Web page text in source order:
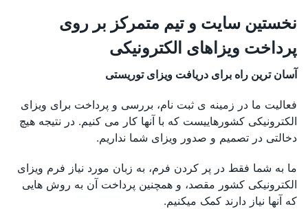
نخستین سایت و تیم متمرکز بر روی
پرداخت ویزاهای الکترونیکی
آسان ترین راه برای دریافت ویزای توریستی
فعالیت ما در زمینه ی ثبت نام، بررسی و پرداخت برای ویزای
الکترونیکی کشورهاییست که با آنها کار می کنیم. در نتیجه هیچ
دخالتی در تصمیم و صدور ویزای شما نداریم.
ما به شما فقط در پر کردن فرم، به زبان مورد نیاز فرم ویزای
الکترونیکی کشور مقصد، و همچنین پرداخت آن به روش هایی
که آنها نیاز دارند کمک میکنیم.